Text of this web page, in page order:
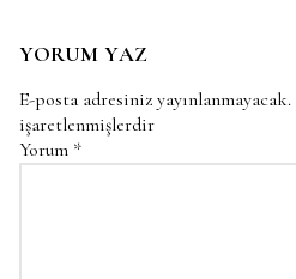
YORUM YAZ
E-posta adresiniz yayınlanmayacak.
işaretlenmişlerdir
Yorum *